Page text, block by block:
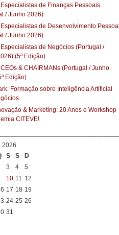
de Finanças Pessoais
/ Junho 2026)
de Desenvolvimento Pessoal
/ Junho 2026)
de Negócios (Portugal /
(5ª Edição)
& CHAIRMANs (Portugal / Junho
Edição)
Formação sobre Inteligência Artificial
& Marketing: 20 Anos e Workshop
CITEVE!
2026
S S
D
3 4
5
10 11 12
17 18 19
24 25 26
31